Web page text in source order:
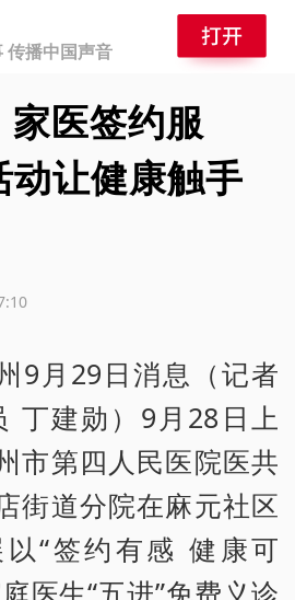
传播中国声音
医签约服
动让健康触手
9月29日消息（记者
丁建勋）9月28日上
市第四人民医院医共
街道分院在麻元社区
“签约有感 健康可